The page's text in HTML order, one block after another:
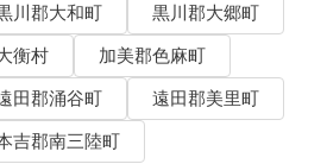
川郡大和町
黒川郡大郷町
衡村
加美郡色麻町
田郡涌谷町
遠田郡美里町
吉郡南三陸町